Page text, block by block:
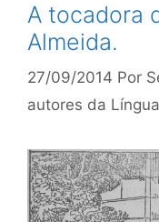
A tocadora
Almeida.
27/09/2014 Por
autores da